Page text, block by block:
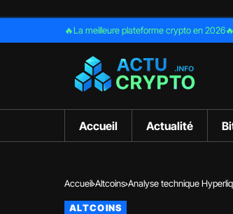
🔥La meilleure plateforme crypto en 2026🔥
Accueil Actualité
Accueil Altcoins Analyse technique
ALTCOINS